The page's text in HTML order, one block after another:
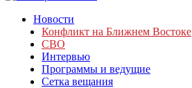
Новости
Конфликт на Ближнем Востоке
СВО
Интервью
Программы и ведущие
Сетка вещания